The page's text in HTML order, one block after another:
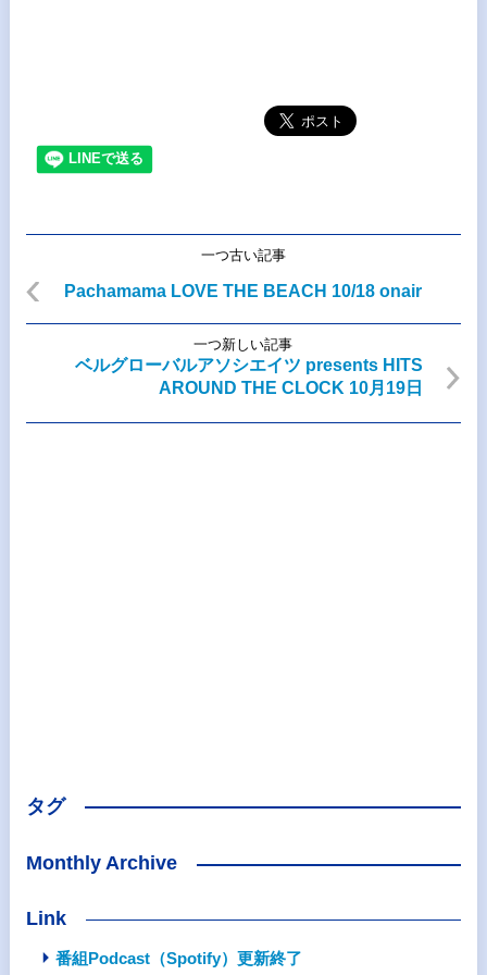
一つ古い記事
Pachamama LOVE THE BEACH 10/18 onair
一つ新しい記事
ベルグローバルアソシエイツ presents HITS
AROUND THE CLOCK 10月19日
タグ
Monthly Archive
Link
番組Podcast（Spotify）更新終了